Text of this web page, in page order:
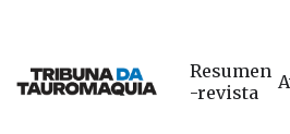
Resumen
-revista